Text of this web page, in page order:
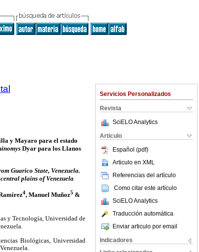
Servicios Personalizados
Revista
SciELO Analytics
Articulo
Español (pdf)
Articulo en XML
Referencias del artículo
Como citar este artículo
SciELO Analytics
Traducción automática
Enviar articulo por email
Indicadores
y Mayaro para el estado
Dyar para los Llanos
Guarico State, Venezuela.
plains of Venezuela
4, Manuel Muñoz5 &
y Tecnología, Universidad de
Biológicas, Universidad